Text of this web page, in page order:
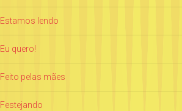
Estamos lendo
Eu quero!
Feito pelas mães
Festejando